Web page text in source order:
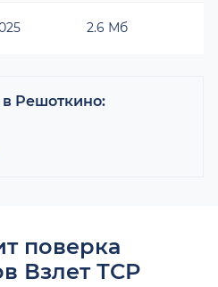
2.6 Мб
в Решоткино:
поверка
Взлет ТСР